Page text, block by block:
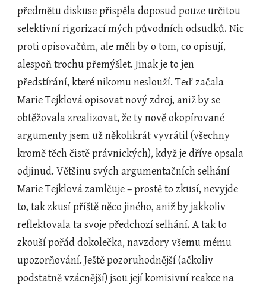
předmětu diskuse přispěla doposud pouze určitou
selektivní rigorizací mých původních odsudků. Nic
proti opisovačům, ale měli by o tom, co opisují,
alespoň trochu přemýšlet. Jinak je to jen
předstírání, které nikomu neslouží. Teď začala
Marie Tejklová opisovat nový zdroj, aniž by se
obtěžovala zrealizovat, že ty nově okopírované
argumenty jsem už několikrát vyvrátil (všechny
kromě těch čistě právnických), když je dříve opsala
odjinud. Většinu svých argumentačních selhání
Marie Tejklová zamlčuje – prostě to zkusí, nevyjde
to, tak zkusí příště něco jiného, aniž by jakkoliv
reflektovala ta svoje předchozí selhání. A tak to
zkouší pořád dokolečka, navzdory všemu mému
upozorňování. Ještě pozoruhodnější (ačkoliv
podstatně vzácnější) jsou její komisivní reakce na